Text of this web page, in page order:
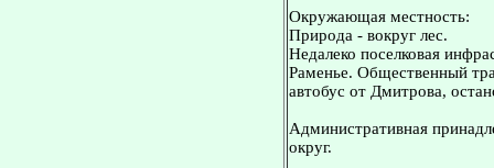
Окружающая местность:
Природа - вокруг лес.
Недалеко поселковая
Раменье. Общественный
автобус от Дмитрова,
Административная
округ.